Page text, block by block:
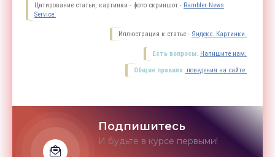
Цитирование статьи, картинки - фото скриншот - Rambler News
Service.
Иллюстрация к статье - Яндекс. Картинки.
Есть вопросы. Напишите нам.
Общие правила поведения на сайте.
Подпишитесь
И будьте в курсе первыми!